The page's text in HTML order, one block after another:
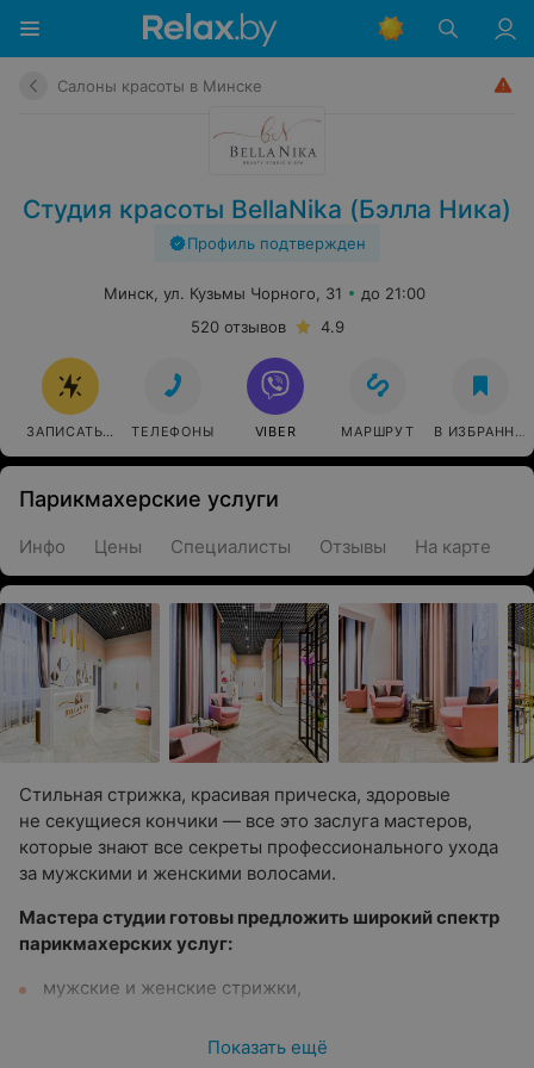
Салоны красоты в Минске
Студия красоты BellaNika (Бэлла Ника)
Профиль подтвержден
Минск, ул. Кузьмы Чорного, 31
до 21:00
520 отзывов
4.9
ЗАПИСАТЬСЯ ТЕЛЕФОНЫ VIBER МАРШРУТ В ИЗБРАННОЕ
Парикмахерские услуги
Инфо Цены Специалисты Отзывы На карте
Стильная стрижка, красивая прическа, здоровые
не секущиеся кончики — все это заслуга мастеров,
которые знают все секреты профессионального ухода
за мужскими и женскими волосами.
Мастера студии готовы предложить широкий спектр
парикмахерских услуг:
мужские и женские стрижки,
Показать ещё